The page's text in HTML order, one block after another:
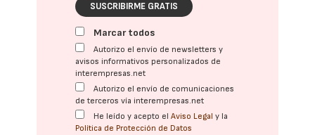
SUSCRIBIRME GRATIS
Marcar todos
Autorizo el envío de newsletters y
avisos informativos personalizados de
interempresas.net
Autorizo el envío de comunicaciones
de terceros vía interempresas.net
He leído y acepto elAviso Legal y la
Política de Protección de Datos